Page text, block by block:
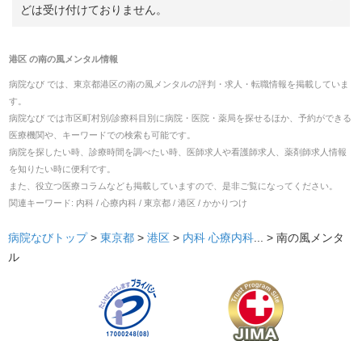
どは受け付けておりません。
港区の南の風メンタル情報
病院なび では、 東京都港区の南の風メンタルの評判・求人・転職情報を掲載していま
す。
病院なび では市区町村別/診療科目別に病院・医院・薬局を探せるほか、予約ができる
医療機関や、キーワードでの検索も可能です。
病院を探したい時、診療時間を調べたい時、医師求人や看護師求人、薬剤師求人情報
を知りたい時に便利です。
また、役立つ医療コラムなども掲載していますので、是非ご覧になってください。
関連キーワード: 内科 / 心療内科 / 東京都 / 港区 / かかりつけ
病院なびトップ > 東京都 > 港区 > 内科 心療内科... > 南の風メンタ
ル